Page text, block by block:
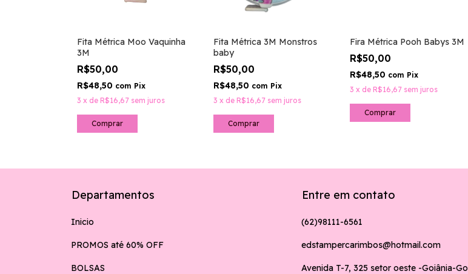
Fita Métrica Moo Vaquinha
3M
R$50,00
R$48,50 com Pix
3 x de R$16,67 sem juros
Fita Métrica 3M Monstros
baby
R$50,00
R$48,50 com Pix
3 x de R$16,67 sem juros
Fira Métrica Pooh Babys 3M
R$50,00
R$48,50 com Pix
3 x de R$16,67 sem juros
Departamentos
Inicio
PROMOS até 60% OFF
BOLSAS
Entre em contato
(62)98111-6561
edstampercarimbos@hotmail.com
Avenida T-7, 325 setor oeste -Goiânia-Go